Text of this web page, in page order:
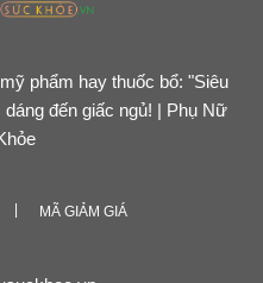
phẩm hay thuốc bổ: "Siêu
đến giấc ngủ! | Phụ Nữ
MÃ GIẢM GIÁ